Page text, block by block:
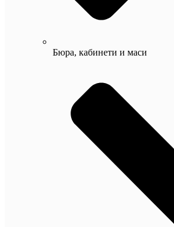
Бюра, кабинети и маси